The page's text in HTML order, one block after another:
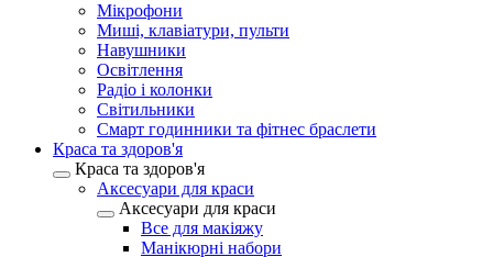
Мікрофони
Миші, клавіатури, пульти
Навушники
Освітлення
Радіо і колонки
Світильники
Смарт годинники та фітнес браслети
Краса та здоров'я
Краса та здоров'я
Аксесуари для краси
Аксесуари для краси
Все для макіяжу
Манікюрні набори